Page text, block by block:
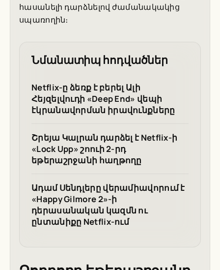
հասանելի դարձնելով ժամանակակից
սպառողին։
Նմանատիպ հոդվածներ
Netflix-ը ձեռք է բերել Ալի
Հեյզելվուդի «Deep End» վեպի
էկրանավորման իրավունքները
Շրեյա Կալրան դարձել է Netflix-ի
«Lock Upp» շոուի 2-րդ
եթերաշրջանի հաղթողը
Ադամ Սենդլերը վերամիավորում է
«Happy Gilmore 2»-ի
դերասանական կազմն ու
ընտանիքը Netflix-ում